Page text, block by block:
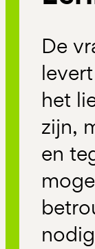
De
het
zijn,
en